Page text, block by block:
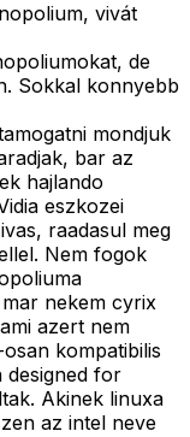
vivát
de
Sokkal konnyebb
mondjuk
bar az
hajlando
eszkozei
raadasul meg
Nem fogok
nekem cyrix
azert nem
kompatibilis
designed for
Akinek linuxa
az intel neve